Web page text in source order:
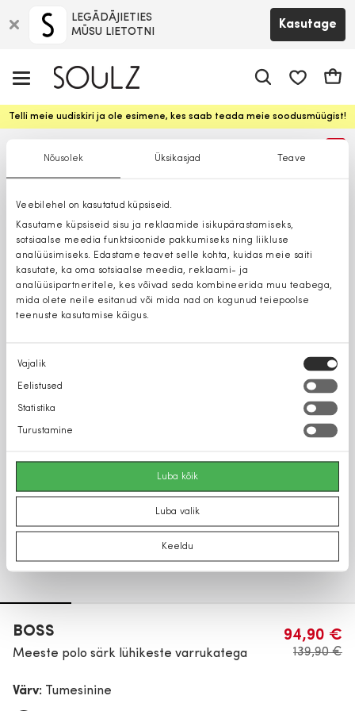
Nõusolek Üksikasjad Teave
Veebilehel on kasutatud küpsiseid.
Kasutame küpsiseid sisu ja reklaamide isikupärastamiseks,
sotsiaalse meedia funktsioonide pakkumiseks ning liikluse
analüüsimiseks. Edastame teavet selle kohta, kuidas meie saiti
kasutate, ka oma sotsiaalse meedia, reklaami- ja
analüüsipartneritele, kes võivad seda kombineerida muu teabega,
mida olete neile esitanud või mida nad on kogunud teiepoolse
teenuste kasutamise käigus.
Nõusoleku
valik
Vajalik
Eelistused
Statistika
Turustamine
Luba kõik
Luba valik
Keeldu
LEGĀDĀJIETIES
MŪSU LIETOTNI
Kasutage
Telli meie uudiskiri ja ole esimene, kes saab teada meie soodusmüügist!
BOSS
Meeste polo särk lühikeste varrukatega
94,90 €
139,90 €
Värv: Tumesinine